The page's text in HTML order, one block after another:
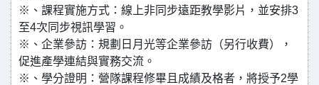
※、課程實施方式：線上非同步遠距教學影片，並安排3
至4次同步視訊學習。
※、企業參訪：規劃日月光等企業參訪（另行收費），
促進產學連結與實務交流。
※、學分證明：營隊課程修畢且成績及格者，將授予2學